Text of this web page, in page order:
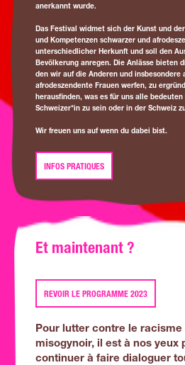
anerkannt wurde.
Das Festival widmet sich der Kunst und
und Kompetenzen schwarzer und
unterschiedlicher Herkunft und soll den
Bevölkerung anregen. Die Anlässe bieten
den wir auf die Anderen und insbesondere
afrodeszendente Frauen werfen, zu
herausfinden, was es für uns alle
Schweizer*in zu sein oder in der Schweiz
Wir freuen uns auf wenn du dabei bist.
INFOS PRATIQUES
Et maintenant ?
REVOIR LE PROGRAMME 2023
Pour lutter contre le racisme
misogynoir, il est à nos yeux
continuer à faire dialoguer